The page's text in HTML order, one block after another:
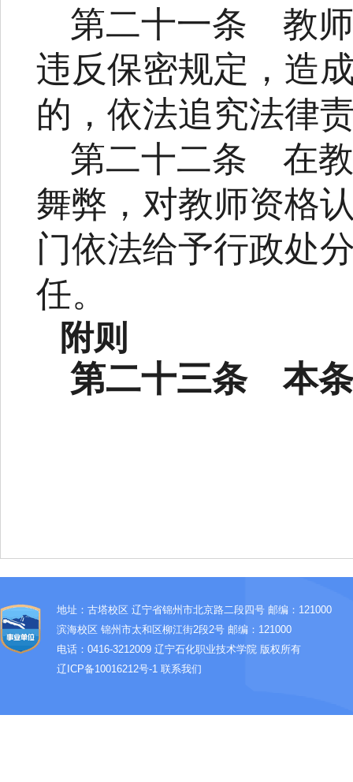
第二十一条 教
违反保密规定，造
的，依法追究法律
第二十二条 在
舞弊，对教师资格
门依法给予行政处
任。
附则
第二十三条 本
地址：古塔校区 辽宁省锦州市北京路二段四号 邮编：121000
滨海校区 锦州市太和区柳江街2段2号 邮编：121000
电话：0416-3212009 辽宁石化职业技术学院 版权所有
辽ICP备10016212号-1 联系我们